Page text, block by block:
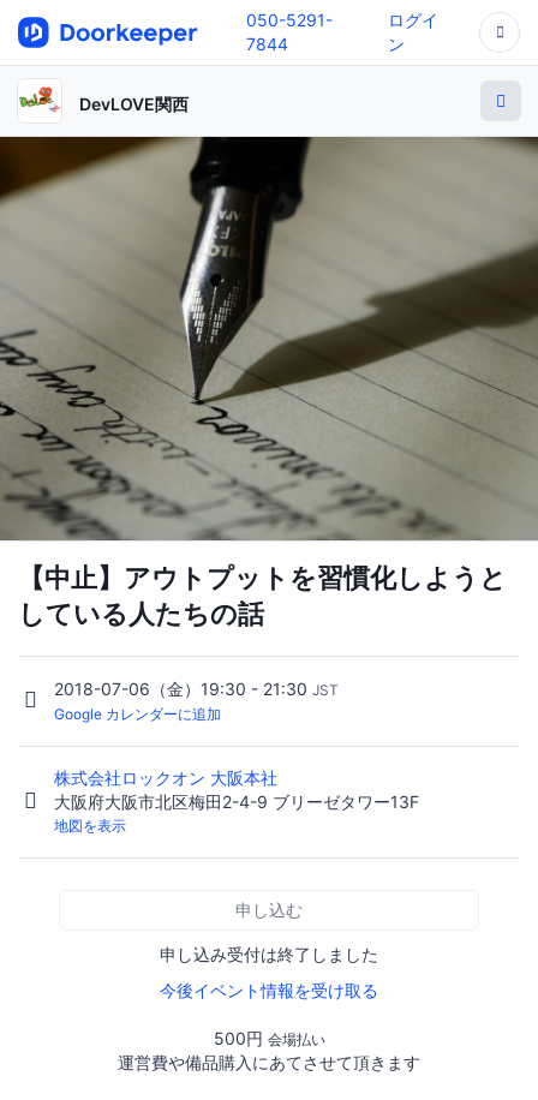
050-5291-
7844
ログイ
ン
DevLOVE関西
【中止】アウトプットを習慣化しようと
している人たちの話
2018-07-06（金）19:30 - 21:30 JST
Google カレンダーに追加
株式会社ロックオン 大阪本社
大阪府大阪市北区梅田2-4-9 ブリーゼタワー13F
地図を表示
申し込む
申し込み受付は終了しました
今後イベント情報を受け取る
500円 会場払い
運営費や備品購入にあてさせて頂きます